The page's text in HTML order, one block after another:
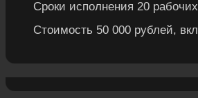
Сроки исполнения 20
Стоимость 50 000 рублей,